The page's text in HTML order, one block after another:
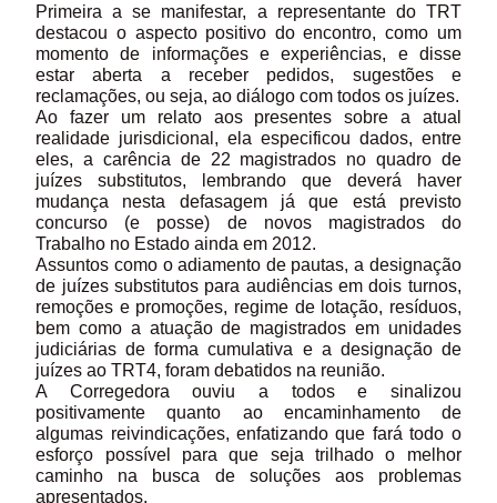
Primeira a se manifestar, a representante do TRT
destacou o aspecto positivo do encontro, como um
momento de informações e experiências, e disse
estar aberta a receber pedidos, sugestões e
reclamações, ou seja, ao diálogo com todos os juízes.
Ao fazer um relato aos presentes sobre a atual
realidade jurisdicional, ela especificou dados, entre
eles, a carência de 22 magistrados no quadro de
juízes substitutos, lembrando que deverá haver
mudança nesta defasagem já que está previsto
concurso (e posse) de novos magistrados do
Trabalho no Estado ainda em 2012.
Assuntos como o adiamento de pautas, a designação
de juízes substitutos para audiências em dois turnos,
remoções e promoções, regime de lotação, resíduos,
bem como a atuação de magistrados em unidades
judiciárias de forma cumulativa e a designação de
juízes ao TRT4, foram debatidos na reunião.
A Corregedora ouviu a todos e sinalizou
positivamente quanto ao encaminhamento de
algumas reivindicações, enfatizando que fará todo o
esforço possível para que seja trilhado o melhor
caminho na busca de soluções aos problemas
apresentados.